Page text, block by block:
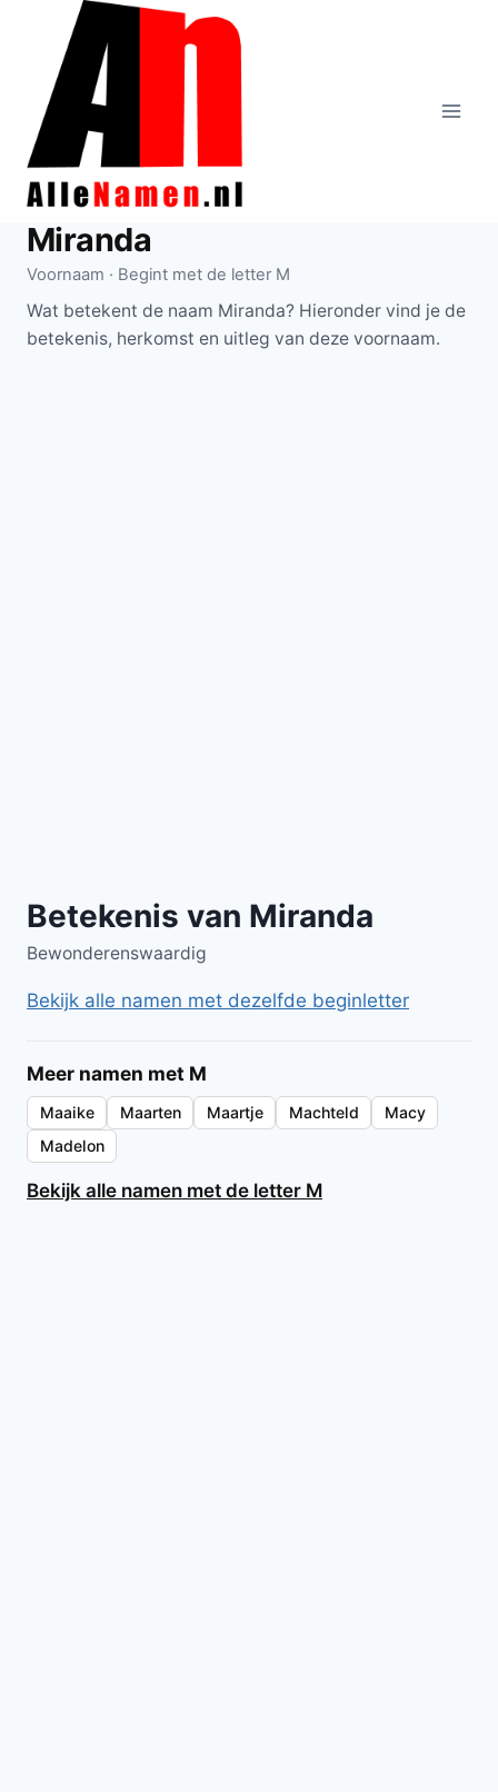
Doorgaan
inhoud
Miranda
Voornaam · Begint met de letter M
Wat betekent de naam Miranda? Hieronder vind je de
betekenis, herkomst en uitleg van deze voornaam.
Betekenis van Miranda
Bewonderenswaardig
Bekijk alle namen met dezelfde beginletter
Meer namen met M
Maaike Maarten Maartje Machteld
Macy
Madelon
Bekijk alle namen met de letter M